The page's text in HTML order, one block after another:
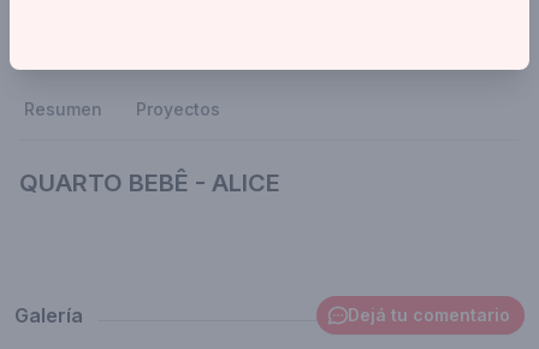
Resumen Proyectos
QUARTO BEBÊ - ALICE
Galería Dejá tu comentario